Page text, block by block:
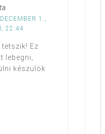
1.,
22:44
Ez
lebegni,
készülök